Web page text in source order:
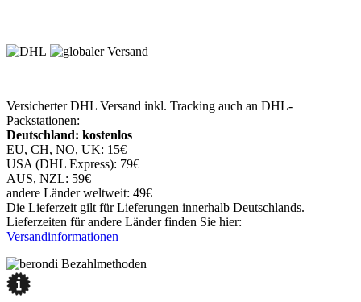
Versicherter DHL Versand inkl. Tracking auch an DHL-
Packstationen:
Deutschland: kostenlos
EU, CH, NO, UK: 15€
USA (DHL Express): 79€
AUS, NZL: 59€
andere Länder weltweit: 49€
Die Lieferzeit gilt für Lieferungen innerhalb Deutschlands.
Lieferzeiten für andere Länder finden Sie hier:
Versandinformationen